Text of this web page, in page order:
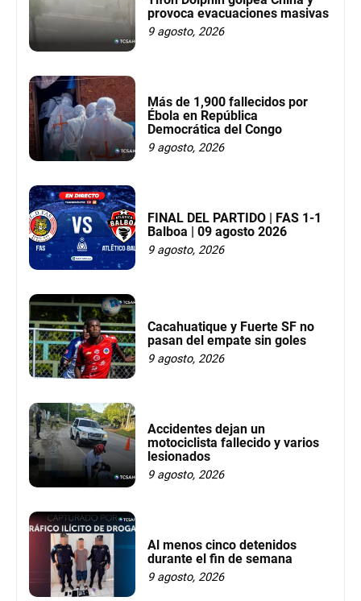
provoca evacuaciones masivas
9 agosto, 2026
Más de 1,900 fallecidos por
Ébola en República
Democrática del Congo
9 agosto, 2026
FINAL DEL PARTIDO | FAS 1-1
Balboa | 09 agosto 2026
9 agosto, 2026
Cacahuatique y Fuerte SF no
pasan del empate sin goles
9 agosto, 2026
Accidentes dejan un
motociclista fallecido y varios
lesionados
9 agosto, 2026
Al menos cinco detenidos
durante el fin de semana
9 agosto, 2026